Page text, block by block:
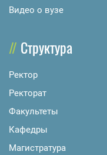
Видео о вузе
Структура
Ректор
Ректорат
Факультеты
Кафедры
Магистратура